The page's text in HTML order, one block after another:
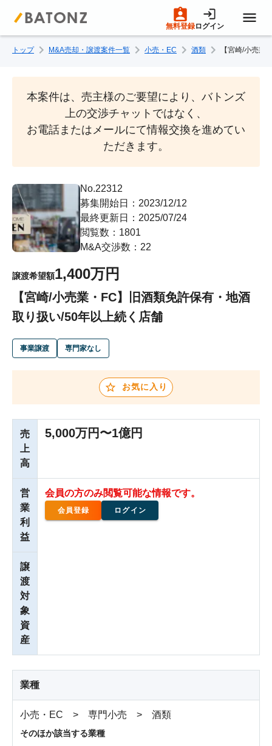
無料登録ログイン
トップページ
M&A案件一覧
売りたい方へ
成約事例
M&A専門家の方へ
トップ M&A売却・譲渡案件一覧 小売・EC 酒類 【宮崎/小売業
本案件は、売主様のご要望により、バトンズ
上の交渉チャットではなく、
お電話またはメールにて情報交換を進めてい
ただきます。
No.22312
募集開始日：2023/12/12
最終更新日：2025/07/24
閲覧数：1801
M&A交渉数：22
譲渡希望額1,400万円
【宮崎/小売業・FC】旧酒類免許保有・地酒
取り扱い/50年以上続く店舗
事業譲渡 専門家なし
お気に入り
売
上
高
5,000万円〜1億円
営
業
利
益
会員の方のみ閲覧可能な情報です。
会員登録 ログイン
譲
渡
対
象
資
産
業種
小売・EC > 専門小売 > 酒類
そのほか該当する業種